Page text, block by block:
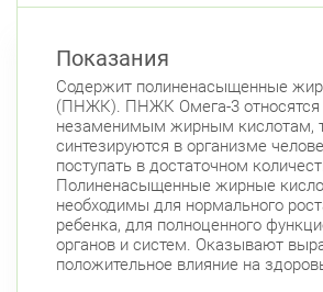
Показания
Содержит полиненасыщенные
(ПНЖК). ПНЖК Омега-3 относятся
незаменимым жирным кислотам,
синтезируются в организме
поступать в достаточном
Полиненасыщенные жирные
необходимы для нормального
ребенка, для полноценного
органов и систем. Оказывают
положительное влияние на